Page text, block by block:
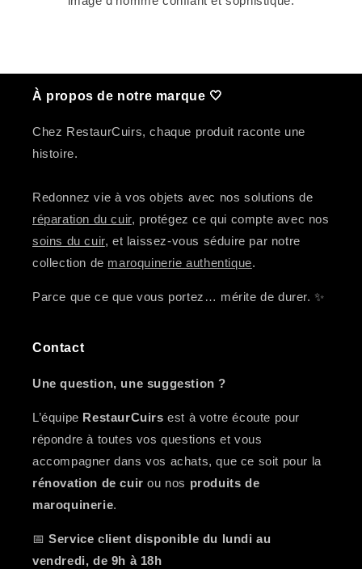
À propos de notre marque 🤍
Chez RestaurCuirs, chaque produit raconte une
histoire.
Redonnez vie à vos objets avec nos solutions de
réparation du cuir, protégez ce qui compte avec nos
soins du cuir, et laissez-vous séduire par notre
collection de maroquinerie authentique.
Parce que ce que vous portez… mérite de durer. ✨
Contact
Une question, une suggestion ?
L’équipe RestaurCuirs est à votre écoute pour
répondre à toutes vos questions et vous
accompagner dans vos achats, que ce soit pour la
rénovation de cuir ou nos produits de
maroquinerie.
📅Service client disponible du lundi au
vendredi, de 9h à 18h